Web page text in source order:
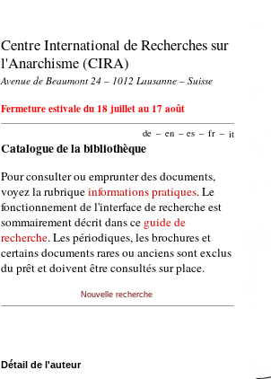
Centre International de Recherches sur
l'Anarchisme (CIRA)
Avenue de Beaumont 24 – 1012 Lausanne – Suisse
Fermeture estivale du 18 juillet au 17 août
de – en – es – fr – it
Catalogue de la bibliothèque
Pour consulter ou emprunter des documents,
voyez la rubriqueinformations pratiques. Le
fonctionnement de l'interface de recherche est
sommairement décrit dans ce guide de
recherche. Les périodiques, les brochures et
certains documents rares ou anciens sont exclus
du prêt et doivent être consultés sur place.
Nouvelle recherche
Détail de l'auteur